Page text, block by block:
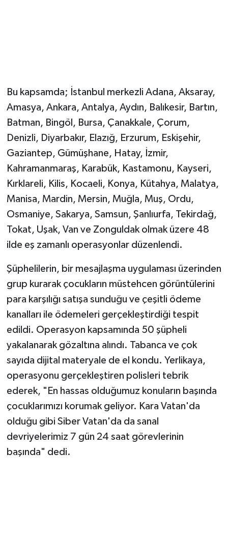
Bu kapsamda; İstanbul merkezli Adana, Aksaray,
Amasya, Ankara, Antalya, Aydın, Balıkesir, Bartın,
Batman, Bingöl, Bursa, Çanakkale, Çorum,
Denizli, Diyarbakır, Elazığ, Erzurum, Eskişehir,
Gaziantep, Gümüşhane, Hatay, İzmir,
Kahramanmaraş, Karabük, Kastamonu, Kayseri,
Kırklareli, Kilis, Kocaeli, Konya, Kütahya, Malatya,
Manisa, Mardin, Mersin, Muğla, Muş, Ordu,
Osmaniye, Sakarya, Samsun, Şanlıurfa, Tekirdağ,
Tokat, Uşak, Van ve Zonguldak olmak üzere 48
ilde eş zamanlı operasyonlar düzenlendi.
Şüphelilerin, bir mesajlaşma uygulaması üzerinden
grup kurarak çocukların müstehcen görüntülerini
para karşılığı satışa sunduğu ve çeşitli ödeme
kanalları ile ödemeleri gerçekleştirdiği tespit
edildi. Operasyon kapsamında 50 şüpheli
yakalanarak gözaltına alındı. Tabanca ve çok
sayıda dijital materyale de el kondu. Yerlikaya,
operasyonu gerçekleştiren polisleri tebrik
ederek, "En hassas olduğumuz konuların başında
çocuklarımızı korumak geliyor. Kara Vatan'da
olduğu gibi Siber Vatan'da da sanal
devriyelerimiz 7 gün 24 saat görevlerinin
başında" dedi.